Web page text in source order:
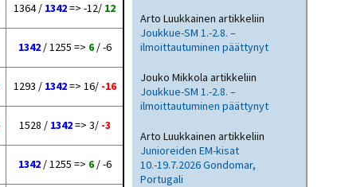
1364 / 1342=> -12/ 12
1342/ 1255 => 6/ -6
1293 / 1342=> 16/ -16
1528 / 1342=> 3/ -3
1342/ 1255 => 6/ -6
Arto Luukkainen artikkeliin
Joukkue-SM 1.-2.8. –
ilmoittautuminen päättynyt
Jouko Mikkola artikkeliin
Joukkue-SM 1.-2.8. –
ilmoittautuminen päättynyt
Arto Luukkainen artikkeliin
Junioreiden EM-kisat
10.-19.7.2026 Gondomar,
Portugali